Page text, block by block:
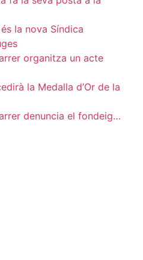
la nova Síndica
organitza un acte
la Medalla d’Or de la
denuncia el fondeig…